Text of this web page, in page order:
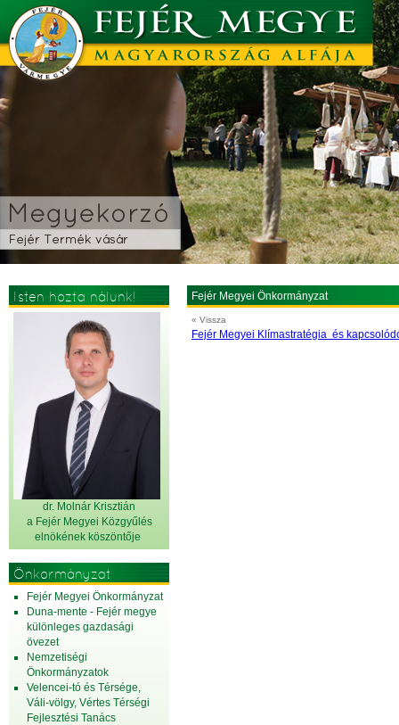
Isten hozta nálunk!
dr. Molnár Krisztián
a Fejér Megyei Közgyűlés
elnökének köszöntője
Önkormányzat
Fejér Megyei Önkormányzat
Duna-mente - Fejér megye
különleges gazdasági
övezet
Nemzetiségi
Önkormányzatok
Velencei-tó és Térsége,
Váli-völgy, Vértes Térségi
Fejlesztési Tanács
Fejér Megyei Önkormányzat
« Vissza
Fejér Megyei Klímastratégia és